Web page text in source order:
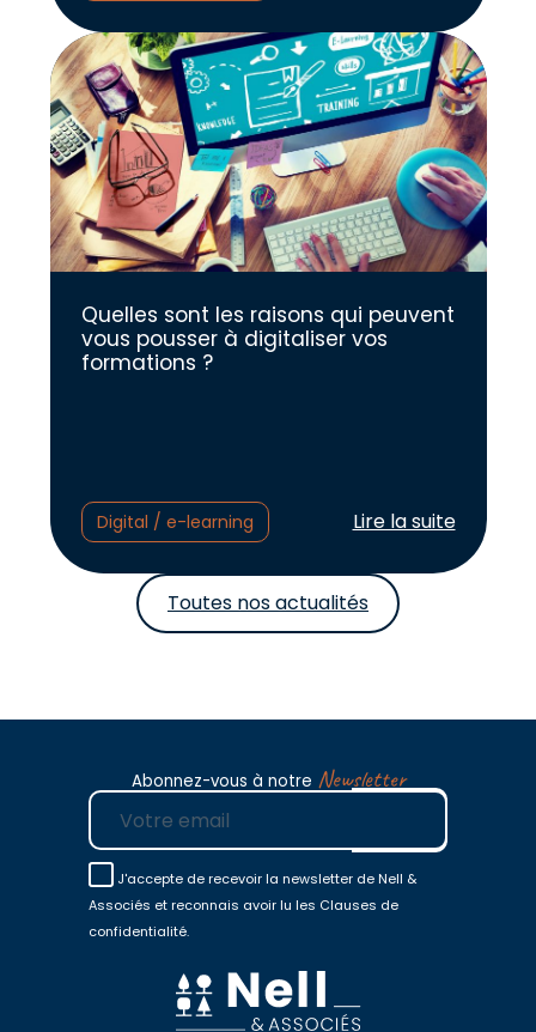
Quelles sont les raisons qui peuvent
vous pousser à digitaliser vos
formations ?
Digital / e-learning Lire l'article :
Lire la suite
Toutes nos actualités
Abonnez-vous à notre Newsletter
E-mail
J'accepte de recevoir la newsletter de Nell &
Associés et reconnais avoir lu les Clauses de
confidentialité.